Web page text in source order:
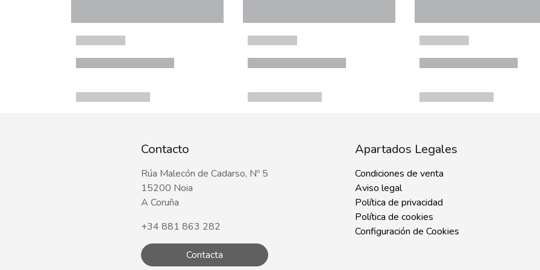
Contacto
Rúa Malecón de Cadarso, Nº 5
15200 Noia
A Coruña
+34 881 863 282
Contacta
Apartados Legales
Condiciones de venta
Aviso legal
Política de privacidad
Política de cookies
Configuración de Cookies